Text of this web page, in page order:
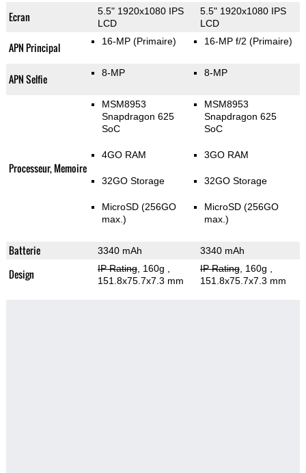
Ecran
5.5" 1920x1080 IPS
LCD
5.5" 1920x1080 IPS
LCD
APN Principal 16-MP (Primaire) 16-MP f/2 (Primaire)
APN Selfie 8-MP 8-MP
Processeur, Memoire
MSM8953
Snapdragon 625
SoC
4GO RAM
32GO Storage
MicroSD (256GO
max.)
MSM8953
Snapdragon 625
SoC
3GO RAM
32GO Storage
MicroSD (256GO
max.)
Batterie 3340 mAh 3340 mAh
Design IP Rating, 160g
151.8x75.7x7.3 mm
IP Rating, 160g
151.8x75.7x7.3 mm